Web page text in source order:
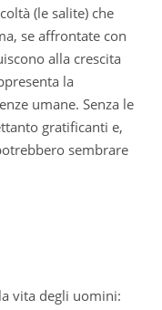
(le salite) che
se affrontate con
alla crescita
la
umane. Senza le
gratificanti e,
sembrare
vita degli uomini: